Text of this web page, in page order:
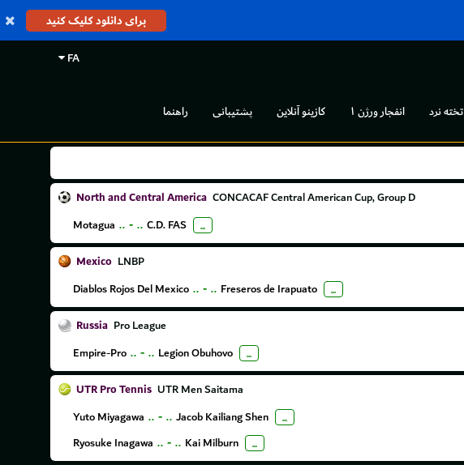
برای دانلود کلیک کنید
FA
تخته نرد انفجار ورژن ۱ کازینو آنلاین پشتیبانی راهنما
North and Central America CONCACAF Central American Cup, Group D
Motagua .. - .. C.D. FAS ...
Mexico LNBP
Diablos Rojos Del Mexico .. - .. Freseros de Irapuato ...
Russia Pro League
Empire-Pro .. - .. Legion Obuhovo ...
UTR Pro Tennis UTR Men Saitama
Yuto Miyagawa .. - .. Jacob Kailiang Shen ...
Ryosuke Inagawa .. - .. Kai Milburn ...